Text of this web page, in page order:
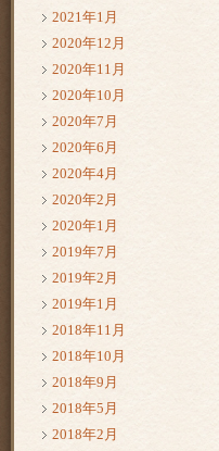
2021年1月
2020年12月
2020年11月
2020年10月
2020年7月
2020年6月
2020年4月
2020年2月
2020年1月
2019年7月
2019年2月
2019年1月
2018年11月
2018年10月
2018年9月
2018年5月
2018年2月